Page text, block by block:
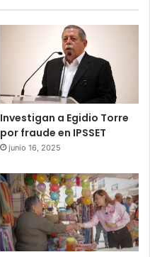
Investigan a Egidio Torre
por fraude en IPSSET
junio 16, 2025